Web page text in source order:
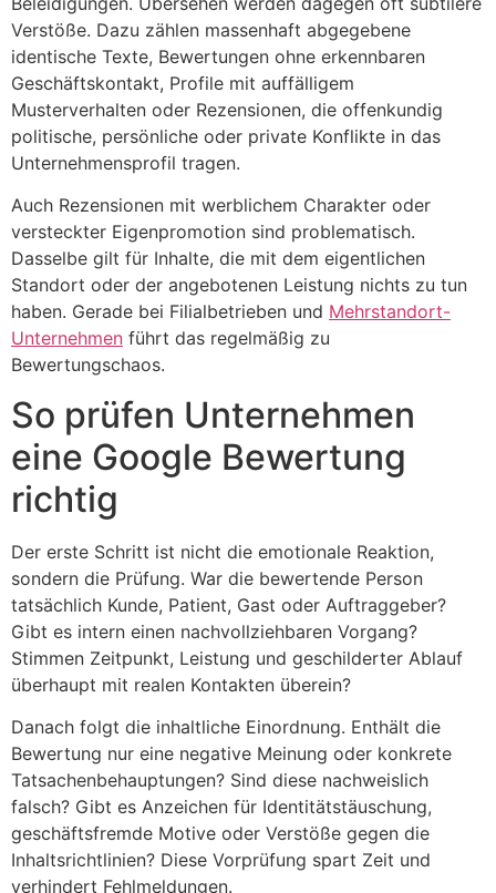
Verstöße. Dazu zählen massenhaft abgegebene
identische Texte, Bewertungen ohne erkennbaren
Geschäftskontakt, Profile mit auffälligem
Musterverhalten oder Rezensionen, die offenkundig
politische, persönliche oder private Konflikte in das
Unternehmensprofil tragen.
Auch Rezensionen mit werblichem Charakter oder
versteckter Eigenpromotion sind problematisch.
Dasselbe gilt für Inhalte, die mit dem eigentlichen
Standort oder der angebotenen Leistung nichts zu tun
haben. Gerade bei Filialbetrieben und Mehrstandort-
Unternehmen führt das regelmäßig zu
Bewertungschaos.
So prüfen Unternehmen
eine Google Bewertung
richtig
Der erste Schritt ist nicht die emotionale Reaktion,
sondern die Prüfung. War die bewertende Person
tatsächlich Kunde, Patient, Gast oder Auftraggeber?
Gibt es intern einen nachvollziehbaren Vorgang?
Stimmen Zeitpunkt, Leistung und geschilderter Ablauf
überhaupt mit realen Kontakten überein?
Danach folgt die inhaltliche Einordnung. Enthält die
Bewertung nur eine negative Meinung oder konkrete
Tatsachenbehauptungen? Sind diese nachweislich
falsch? Gibt es Anzeichen für Identitätstäuschung,
geschäftsfremde Motive oder Verstöße gegen die
Inhaltsrichtlinien? Diese Vorprüfung spart Zeit und
verhindert Fehlmeldungen.